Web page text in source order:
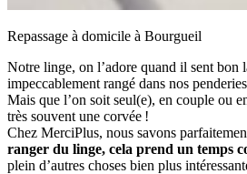
Repassage à domicile à Bourgueil
Notre linge, on l’adore quand il sent bon
impeccablement rangé dans nos
Mais que l’on soit seul(e), en couple ou
très souvent une corvée !
Chez MerciPlus, nous savons
ranger du linge, cela prend un temps
plein d’autres choses bien plus